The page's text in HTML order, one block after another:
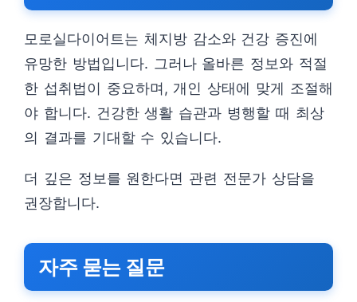
모로실다이어트는 체지방 감소와 건강 증진에
유망한 방법입니다. 그러나 올바른 정보와 적절
한 섭취법이 중요하며, 개인 상태에 맞게 조절해
야 합니다. 건강한 생활 습관과 병행할 때 최상
의 결과를 기대할 수 있습니다.
더 깊은 정보를 원한다면 관련 전문가 상담을
권장합니다.
자주 묻는 질문